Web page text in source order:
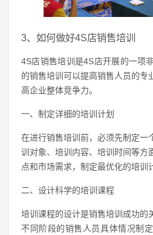
3、如何做好4S店销售培训
4S店销售培训是4S店开展的一项
的销售培训可以提高销售人员的专
高企业整体竞争力。
一、制定详细的培训计划
在进行销售培训前，必须先制定一
训对象、培训内容、培训时间等方
点和市场需求，制定最优化的培训
二、设计科学的培训课程
培训课程的设计是销售培训成功的
不同阶段的销售人员具体情况制